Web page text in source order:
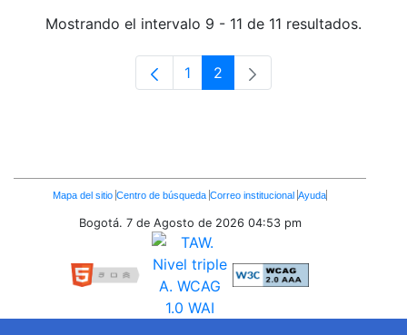
Mostrando el intervalo 9 - 11 de 11 resultados.
Página
1 Página
2
Enlaces
Inferiores
Mapa del sitio Centro de búsqueda Correo institucional Ayuda
Bogotá. 7 de Agosto de 2026 04:53 pm